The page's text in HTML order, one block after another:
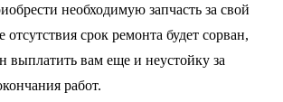
необходимую запчасть за свой
отсутствия срок ремонта будет сорван,
выплатить вам еще и неустойку за
работ.